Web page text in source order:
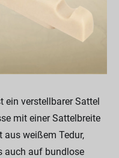
ein verstellbarer Sattel
mit einer Sattelbreite
aus weißem Tedur,
auch auf bundlose